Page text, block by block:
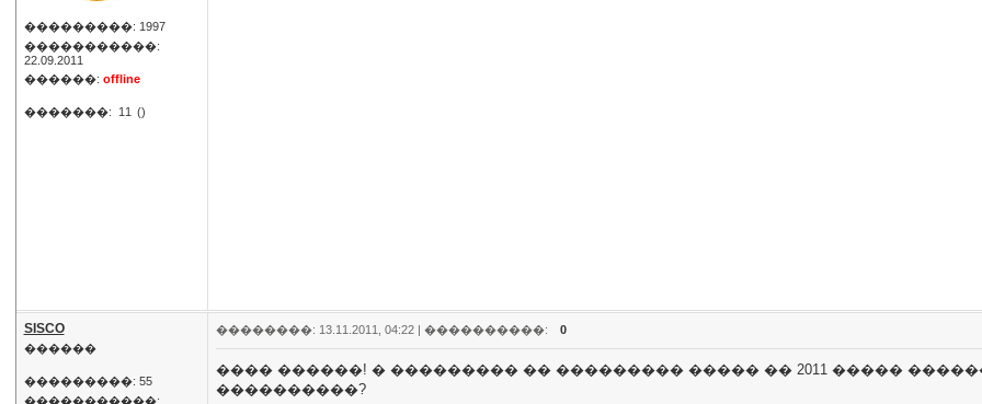
���������: 1997
�����������:
22.09.2011
������: offline
�������: 11 ()
SISCO
������
���������: 55
�����������:
��������: 13.11.2011, 04:22 | ����������: 0
���� ������! � ��������� �� ��������� ����� �� 2011 �����
����������?